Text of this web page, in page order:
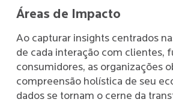
Áreas de Impacto
Ao capturar insights centrados
de cada interação com clientes,
consumidores, as organizações
compreensão holística de seu
dados se tornam o cerne da